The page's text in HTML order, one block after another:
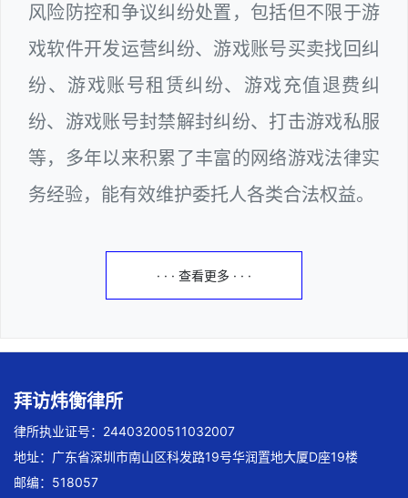
风险防控和争议纠纷处置，包括但不限于游
戏软件开发运营纠纷、游戏账号买卖找回纠
纷、游戏账号租赁纠纷、游戏充值退费纠
纷、游戏账号封禁解封纠纷、打击游戏私服
等，多年以来积累了丰富的网络游戏法律实
务经验，能有效维护委托人各类合法权益。
· · · 查看更多 · · ·
拜访炜衡律所
律所执业证号：24403200511032007
地址：广东省深圳市南山区科发路19号华润置地大厦D座19楼
邮编：518057